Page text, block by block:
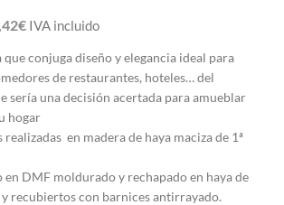
€ IVA incluido
que conjuga diseño y elegancia ideal para
de restaurantes, hoteles… del
sería una decisión acertada para amueblar
hogar
realizadas en madera de haya maciza de 1ª
en DMF moldurado y rechapado en haya de
recubiertos con barnices antirrayado.